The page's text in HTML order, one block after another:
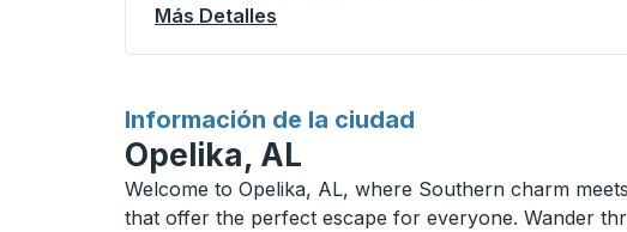
Más Detalles
Información de la ciudad
para
Opelika, AL
Welcome to Opelika, AL, where Southern charm
that offer the perfect escape for everyone. Wander